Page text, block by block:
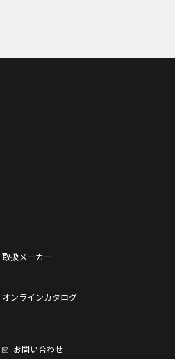
取扱メーカー
オンラインカタログ
お問い合わせ